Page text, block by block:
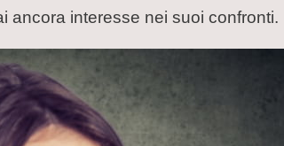
ancora interesse nei suoi confronti.